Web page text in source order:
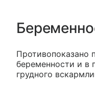
Противопоказано
беременности и в
грудного